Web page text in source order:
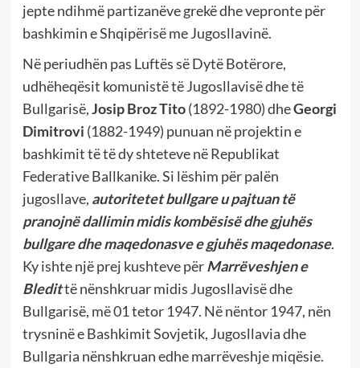
jepte ndihmë partizanëve grekë dhe vepronte për
bashkimin e Shqipërisë me Jugosllavinë.
Në periudhën pas Luftës së Dytë Botërore,
udhëheqësit komunistë të Jugosllavisë dhe të
Bullgarisë,Josip Broz Tito(1892-1980) dheGeorgi
Dimitrovi (1882-1949) punuan në projektin e
bashkimit të të dy shteteve në Republikat
Federative Ballkanike. Si lëshim për palën
jugosllave, autoritetet bullgare u pajtuan të
pranojnë dallimin midis kombësisë dhe gjuhës
bullgare dhe maqedonasve e gjuhës maqedonase.
Ky ishte një prej kushteve përMarrëveshjen e
Bledittë nënshkruar midis Jugosllavisë dhe
Bullgarisë, më 01 tetor 1947. Në nëntor 1947, nën
trysninë e Bashkimit Sovjetik, Jugosllavia dhe
Bullgaria nënshkruan edhe marrëveshje miqësie.